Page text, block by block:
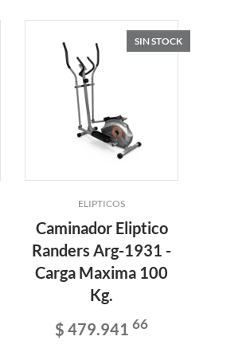
SIN STOCK
ELIPTICOS
Caminador Eliptico
Randers Arg-1931 -
Carga Maxima 100
Kg.
$ 479.94166